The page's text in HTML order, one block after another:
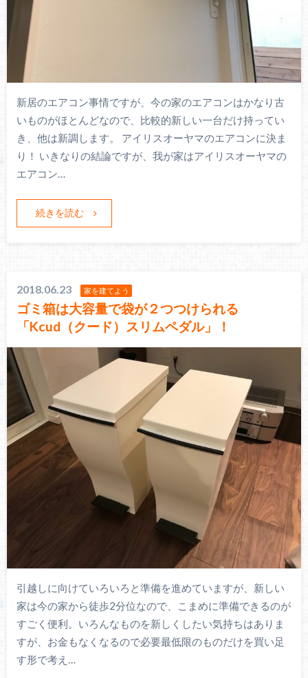
新居のエアコン事情ですが、今の家のエアコンはかなり古
いものがほとんどなので、比較的新しい一台だけ持ってい
き、他は新調します。 アイリスオーヤマのエアコンに決ま
り！ いきなりの結論ですが、我が家はアイリスオーヤマの
エアコン…
続きを読む
2018.06.23 家を建てよう
ゴミ箱は大容量で袋が２つつけられる
「Kcud（クード）スリムペダル」！
引越しに向けていろいろと準備を進めていますが、新しい
家は今の家から徒歩2分位なので、こまめに準備できるのが
すごく便利。いろんなものを新しくしたい気持ちはありま
すが、お金もなくなるので必要最低限のものだけを買い足
す形で考え…